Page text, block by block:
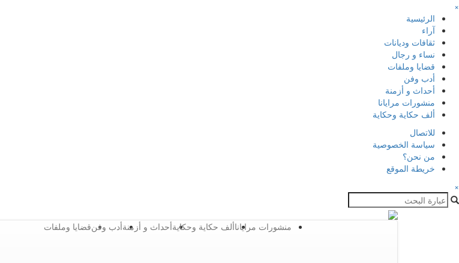
×
الرئيسية
آراء
ثقافات وديانات
نساء و رجال
قضايا وملفات
أدب وفن
أحداث و أزمنة
منشورات مرايانا
ألف حكاية وحكاية
للاتصال
سياسة الخصوصية
من نحن؟
خريطة الموقع
×
قضايا وملفاتأدب وفنأحداث و أزمنةألف حكاية وحكايةمنشورات مرايانا